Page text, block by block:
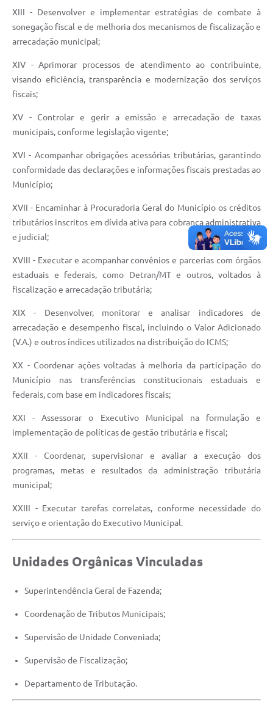
XIII - Desenvolver e implementar estratégias de combate à
sonegação fiscal e de melhoria dos mecanismos de fiscalização e
arrecadação municipal;
XIV - Aprimorar processos de atendimento ao contribuinte,
visando eficiência, transparência e modernização dos serviços
fiscais;
XV - Controlar e gerir a emissão e arrecadação de taxas
municipais, conforme legislação vigente;
XVI - Acompanhar obrigações acessórias tributárias, garantindo
conformidade das declarações e informações fiscais prestadas ao
Município;
XVII - Encaminhar à Procuradoria Geral do Município os créditos
tributários inscritos em dívida ativa para cobrança administrativa
e judicial;
XVIII - Executar e acompanhar convênios e parcerias com órgãos
estaduais e federais, como Detran/MT e outros, voltados à
fiscalização e arrecadação tributária;
XIX - Desenvolver, monitorar e analisar indicadores de
arrecadação e desempenho fiscal, incluindo o Valor Adicionado
(V.A.) e outros índices utilizados na distribuição do ICMS;
XX - Coordenar ações voltadas à melhoria da participação do
Município nas transferências constitucionais estaduais e
federais, com base em indicadores fiscais;
XXI - Assessorar o Executivo Municipal na formulação e
implementação de políticas de gestão tributária e fiscal;
XXII - Coordenar, supervisionar e avaliar a execução dos
programas, metas e resultados da administração tributária
municipal;
XXIII - Executar tarefas correlatas, conforme necessidade do
serviço e orientação do Executivo Municipal.
Unidades Orgânicas Vinculadas
Superintendência Geral de Fazenda;
Coordenação de Tributos Municipais;
Supervisão de Unidade Conveniada;
Supervisão de Fiscalização;
Departamento de Tributação.